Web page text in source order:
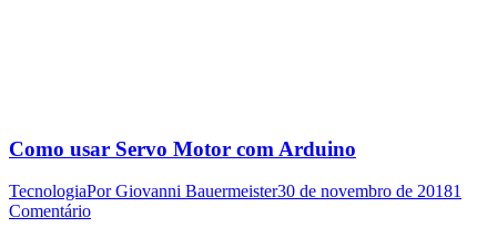
Como usar Servo Motor com Arduino
TecnologiaPorGiovanni Bauermeister30 de novembro de 20181
Comentário